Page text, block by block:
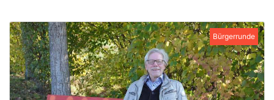
Bürgerrunde